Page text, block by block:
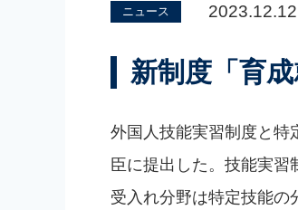
ニュース 2023.12.12
新制度「育
外国人技能実習制度と特
臣に提出した。技能実
受入れ分野は特定技能の